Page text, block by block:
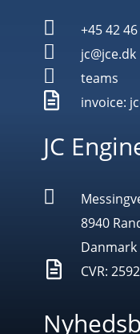
 +45 42
 jc@jce.dk
 teams
 invoice:
JC

8940
Danmark
 CVR: